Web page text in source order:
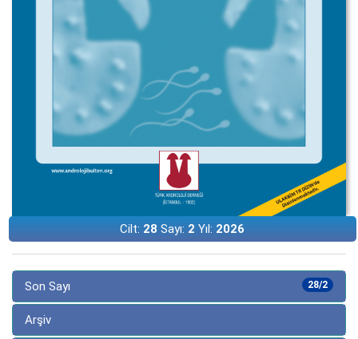
Cilt: 28 Sayı: 2 Yıl: 2026
28/2
Son Sayı
Arşiv